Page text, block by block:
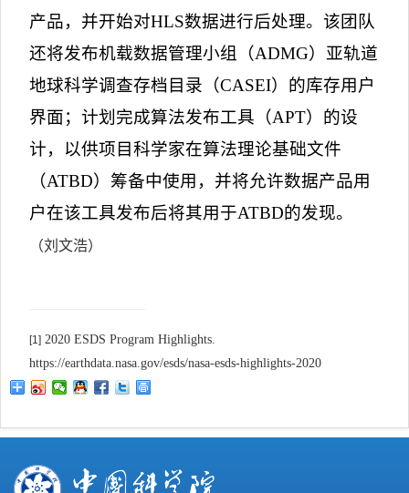
产品，并开始对HLS数据进行后处理。该团队
还将发布机载数据管理小组（ADMG）亚轨道
地球科学调查存档目录（CASEI）的库存用户
界面；计划完成算法发布工具（APT）的设
计，以供项目科学家在算法理论基础文件
（ATBD）筹备中使用，并将允许数据产品用
户在该工具发布后将其用于ATBD的发现。
（刘文浩）
[1] 2020 ESDS Program Highlights.
https://earthdata.nasa.gov/esds/nasa-esds-highlights-2020